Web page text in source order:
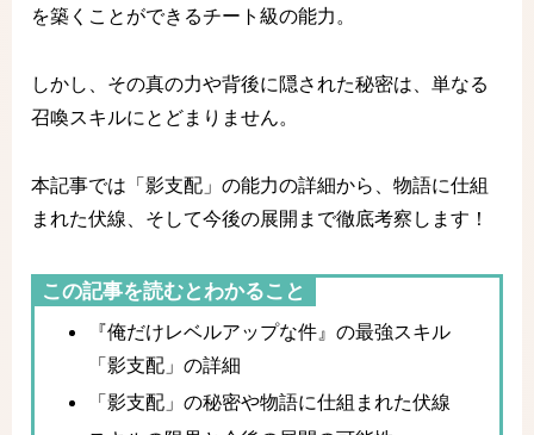
を築くことができるチート級の能力。
しかし、その真の力や背後に隠された秘密は、単なる
召喚スキルにとどまりません。
本記事では「影支配」の能力の詳細から、物語に仕組
まれた伏線、そして今後の展開まで徹底考察します！
この記事を読むとわかること
『俺だけレベルアップな件』の最強スキル
「影支配」の詳細
「影支配」の秘密や物語に仕組まれた伏線